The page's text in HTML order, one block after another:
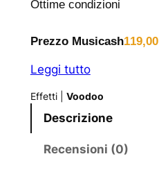
Ottime condizioni
Prezzo Musicash119,00
Leggi tutto
Effetti| Voodoo
Descrizione
Recensioni (0)